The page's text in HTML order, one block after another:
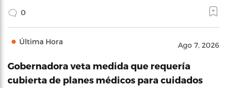
0
Última Hora Ago 7, 2026
Gobernadora veta medida que requería
cubierta de planes médicos para cuidados